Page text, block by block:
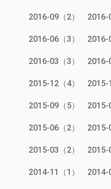
2016-09（2） 2016-
2016-06（3） 2016-
2016-03（3） 2016-
2015-12（4） 2015-
2015-09（5） 2015-
2015-06（2） 2015-
2015-03（2） 2015-
2014-11（1） 2014-